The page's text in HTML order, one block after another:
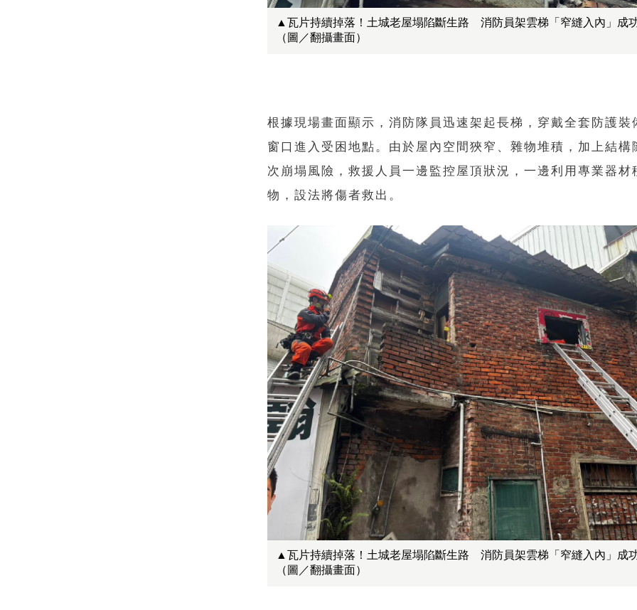
▲瓦片持續掉落！土城老屋塌陷斷生路 消防員架雲梯「窄縫入內」成
（圖／翻攝畫面）
根據現場畫面顯示，消防隊員迅速架起長梯，穿戴全套防護裝
窗口進入受困地點。由於屋內空間狹窄、雜物堆積，加上結構
次崩塌風險，救援人員一邊監控屋頂狀況，一邊利用專業器材
物，設法將傷者救出。
▲瓦片持續掉落！土城老屋塌陷斷生路 消防員架雲梯「窄縫入內」成
（圖／翻攝畫面）